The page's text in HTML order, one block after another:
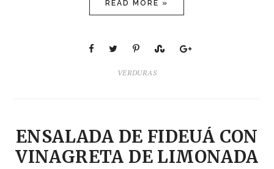
READ MORE »
VERDURAS
ENSALADA DE FIDEUÁ CON
VINAGRETA DE LIMONADA